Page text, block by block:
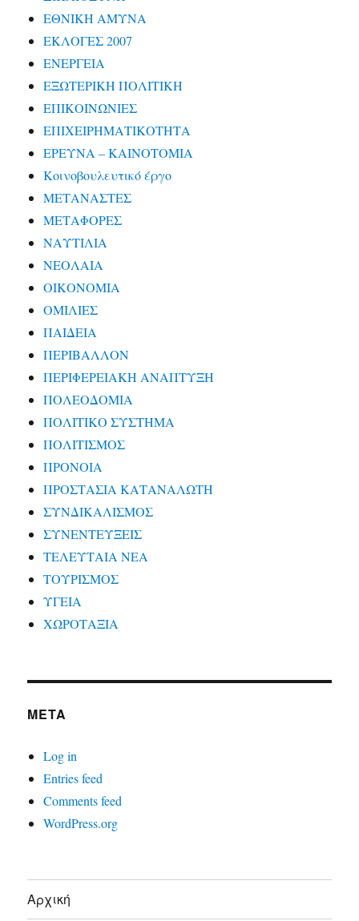
ΕΘΝΙΚΗ ΑΜΥΝΑ
ΕΚΛΟΓΕΣ 2007
ΕΝΕΡΓΕΙΑ
ΕΞΩΤΕΡΙΚΗ ΠΟΛΙΤΙΚΗ
ΕΠΙΚΟΙΝΩΝΙΕΣ
ΕΠΙΧΕΙΡΗΜΑΤΙΚΟΤΗΤΑ
ΕΡΕΥΝΑ – ΚΑΙΝΟΤΟΜΙΑ
Κοινοβουλευτικό έργο
ΜΕΤΑΝΑΣΤΕΣ
ΜΕΤΑΦΟΡΕΣ
ΝΑΥΤΙΛΙΑ
ΝΕΟΛΑΙΑ
ΟΙΚΟΝΟΜΙΑ
ΟΜΙΛΙΕΣ
ΠΑΙΔΕΙΑ
ΠΕΡΙΒΑΛΛΟΝ
ΠΕΡΙΦΕΡΕΙΑΚΗ ΑΝΑΠΤΥΞΗ
ΠΟΛΕΟΔΟΜΙΑ
ΠΟΛΙΤΙΚΟ ΣΥΣΤΗΜΑ
ΠΟΛΙΤΙΣΜΟΣ
ΠΡΟΝΟΙΑ
ΠΡΟΣΤΑΣΙΑ ΚΑΤΑΝΑΛΩΤΗ
ΣΥΝΔΙΚΑΛΙΣΜΟΣ
ΣΥΝΕΝΤΕΥΞΕΙΣ
ΤΕΛΕΥΤΑΙΑ ΝΕΑ
ΤΟΥΡΙΣΜΟΣ
ΥΓΕΙΑ
ΧΩΡΟΤΑΞΙΑ
META
Log in
Entries feed
Comments feed
WordPress.org
Αρχική